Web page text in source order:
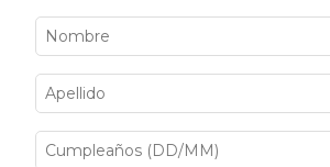
Sigamos conectados